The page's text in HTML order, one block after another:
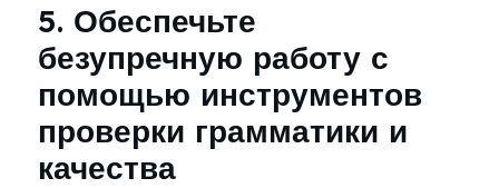
5. Обеспечьте
безупречную работу с
помощью инструментов
проверки грамматики и
качества